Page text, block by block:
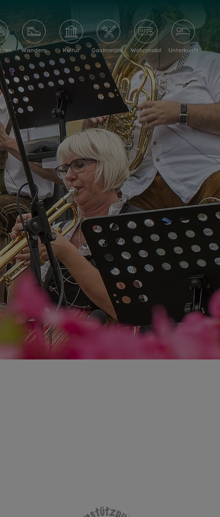
Wandern Kultur Gastronomie Wohnmobil Unterkunft